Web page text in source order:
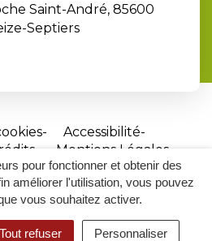
pour fonctionner et obtenir des
améliorer l'utilisation, vous pouvez
vous souhaitez activer.
Tout refuser Personnaliser
Saint-André, 85600
Septiers
Accessibilité
Mentions Légales
Inovagora